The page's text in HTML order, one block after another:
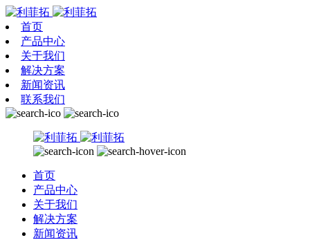
首页
产品中心
关于我们
解决方案
新闻资讯
联系我们
首页
产品中心
关于我们
解决方案
新闻资讯